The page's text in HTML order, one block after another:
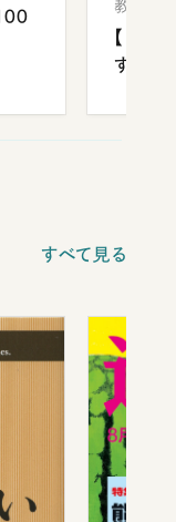
教育
【中国
する“
すべて見る